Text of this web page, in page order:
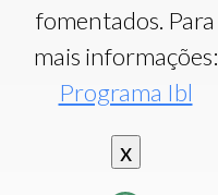
fomentados. Para
mais informações:
Programa Ibl
x